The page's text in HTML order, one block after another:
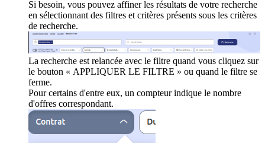
Si besoin, vous pouvez affiner les résultats de votre recherche
en sélectionnant des filtres et critères présents sous les critères
de recherche.
La recherche est relancée avec le filtre quand vous cliquez sur
le bouton « APPLIQUER LE FILTRE » ou quand le filtre se
ferme.
Pour certains d'entre eux, un compteur indique le nombre
d'offres correspondant.